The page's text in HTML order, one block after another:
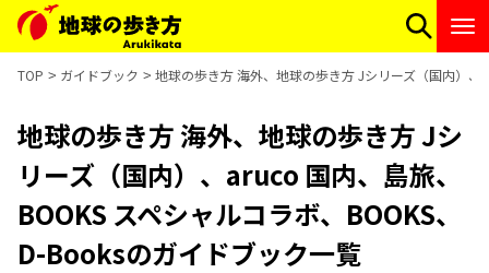
TOP ガイドブック 地球の歩き方 海外、地球の歩き方 Jシリーズ（国内）
地球の歩き方 海外、地球の歩き方 Jシ
リーズ（国内）、aruco 国内、島旅、
BOOKS スペシャルコラボ、BOOKS、
D-Booksのガイドブック一覧